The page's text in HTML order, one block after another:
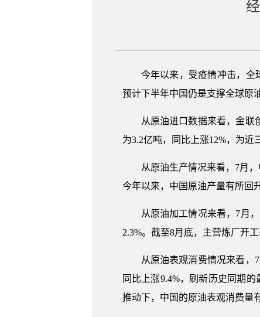
今年以来，受疫情冲击，全
预计下半年中国仍是支撑全球原
从原油进口数据来看，金联
为3.2亿吨，同比上涨12%，为近
从原油生产情况来看，7月
今年以来，中国原油产量有所回
从原油加工情况来看，7月
2.3%。截至8月底，主营炼厂开
从原油表观消费情况来看，
同比上涨9.4%，刷新历史同期
推动下，中国的原油表观消费量